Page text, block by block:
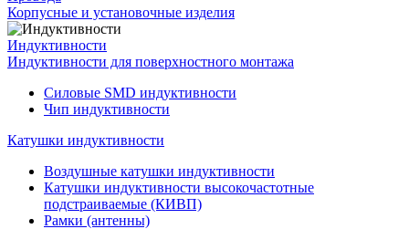
Корпусные и установочные изделия
Индуктивности
Индуктивности для поверхностного монтажа
Силовые SMD индуктивности
Чип индуктивности
Катушки индуктивности
Воздушные катушки индуктивности
Катушки индуктивности высокочастотные
подстраиваемые (КИВП)
Рамки (антенны)